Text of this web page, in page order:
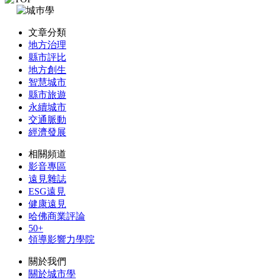
文章分類
地方治理
縣市評比
地方創生
智慧城市
縣市旅遊
永續城市
交通脈動
經濟發展
相關頻道
影音專區
遠見雜誌
ESG遠見
健康遠見
哈佛商業評論
50+
領導影響力學院
關於我們
關於城市學